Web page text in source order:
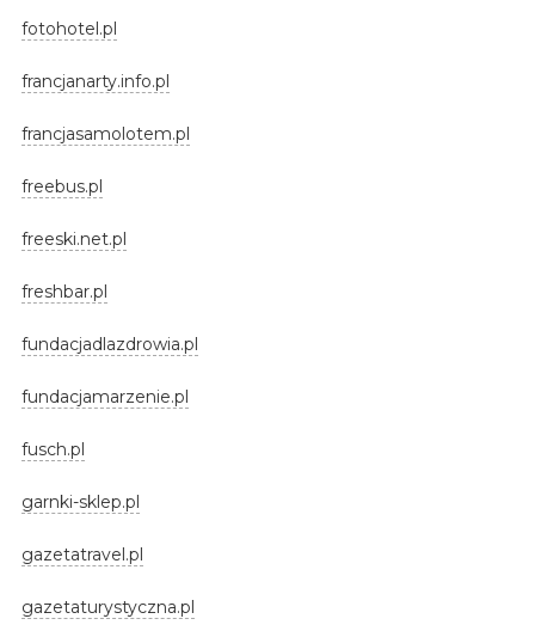
fotohotel.pl
francjanarty.info.pl
francjasamolotem.pl
freebus.pl
freeski.net.pl
freshbar.pl
fundacjadlazdrowia.pl
fundacjamarzenie.pl
fusch.pl
garnki-sklep.pl
gazetatravel.pl
gazetaturystyczna.pl